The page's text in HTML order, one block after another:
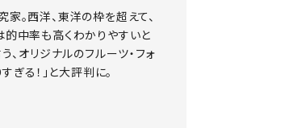
。西洋、東洋の枠を超えて、
中率も高くわかりやすいと
、オリジナルのフルーツ・フォ
ぎる！」と大評判に。